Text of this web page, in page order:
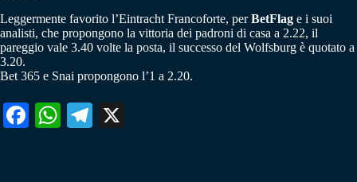
Leggermente favorito l’Eintracht Francoforte, perBetFlag e i suoi
analisti, che propongono la vittoria dei padroni di casa a 2.22, il
pareggio vale 3.40 volte la posta, il successo del Wolfsburg è quotato a
3.20.
Bet 365 e Snai propongono l’1 a 2.20.
Fa W
Te